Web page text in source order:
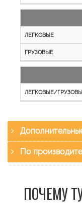
По
ПОЧЕМУ